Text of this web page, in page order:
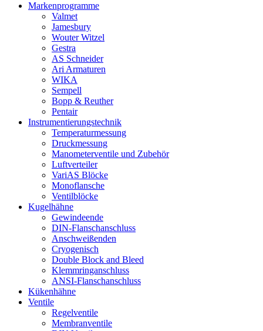
Markenprogramme
Valmet
Jamesbury
Wouter Witzel
Gestra
AS Schneider
Ari Armaturen
WIKA
Sempell
Bopp & Reuther
Pentair
Instrumentierungs­technik
Temperaturmessung
Druckmessung
Manometerventile und Zubehör
Luftverteiler
VariAS Blöcke
Monoflansche
Ventilblöcke
Kugelhähne
Gewindeende
DIN-Flanschanschluss
Anschweißenden
Cryogenisch
Double Block and Bleed
Klemmringanschluss
ANSI-Flanschanschluss
Kükenhähne
Ventile
Regelventile
Membranventile